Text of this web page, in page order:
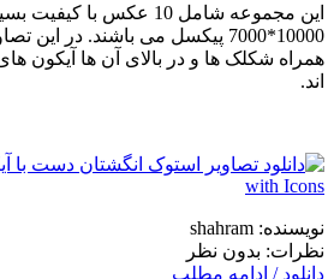
این مجموعه شامل 10 عکس با
10000*7000 پیکسل می باشند. در
همراه شکلک ها و در بالای آن ها آیکون
اند.
نویسنده: shahram
نظرات: بدون نظر
دانلود / ادامه مطلب